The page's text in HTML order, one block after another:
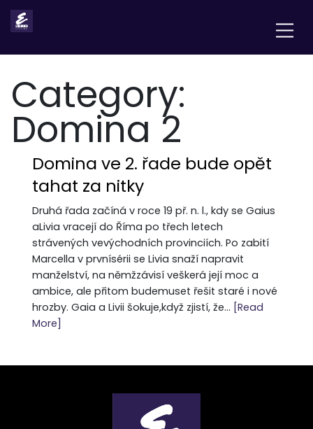
Category:
Domina 2
Domina ve 2. řade bude opět
tahat za nitky
Druhá řada začíná v roce 19 př. n. l., kdy se Gaius
aLivia vracejí do Říma po třech letech
strávených vevýchodních provinciích. Po zabití
Marcella v prvnísérii se Livia snaží napravit
manželství, na němžzávisí veškerá její moc a
ambice, ale přitom budemuset řešit staré i nové
hrozby. Gaia a Livii šokuje,když zjistí, že... [Read
More]